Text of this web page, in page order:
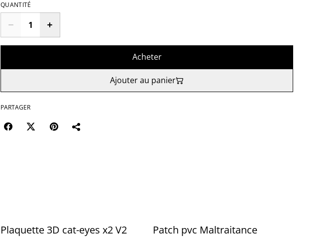
QUANTITÉ
Acheter
Ajouter au panier
PARTAGER
Plaquette 3D cat-eyes x2 V2
Patch pvc Maltraitance